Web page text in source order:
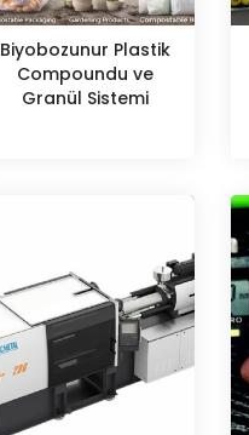
Biyobozunur Plastik
Compoundu ve
Granül Sistemi